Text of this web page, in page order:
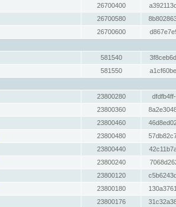
26700400
26700580
26700600
581540
581550
23800280
23800360
23800460
23800480
23800440
23800240
23800120
23800180
23800176